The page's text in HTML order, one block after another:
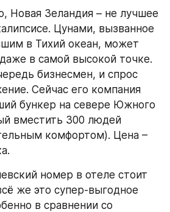
Новая Зеландия – не лучшее
Цунами, вызванное
в Тихий океан, может
в самой высокой точке.
бизнесмен, и спрос
Сейчас его компания
бункер на севере Южного
вместить 300 людей
комфортом). Цена –
номер в отеле стоит
же это супер-выгодное
в сравнении со